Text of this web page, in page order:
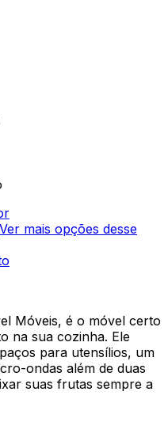
Ver mais opções desse
Móveis, é o móvel certo
na sua cozinha. Ele
para utensílios, um
ondas além de duas
suas frutas sempre a